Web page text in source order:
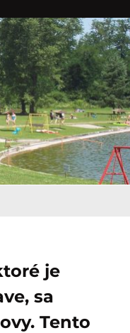
je
sa
Tento